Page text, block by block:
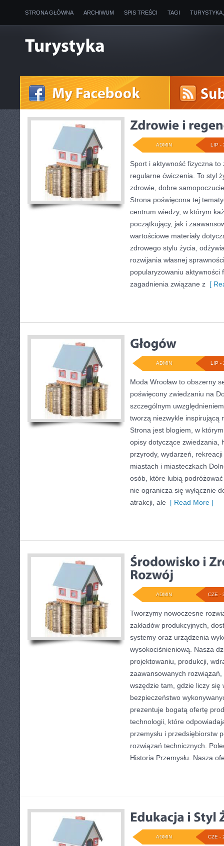
STRONA GŁÓWNA ARCHIWUM SPIS TREŚCI TAGI
LIP -
ADMIN
Sport i aktywność fizyczna
regularne ćwiczenia. To styl
zdrowie, dobre
Strona poświęcona tej
centrum wiedzy, w którym
początkujący, jak i
wartościowe materiały
zdrowego stylu życia,
rozwijania własnej
popularyzowaniu aktywności
zagadnienia związane z [
LIP -
ADMIN
Moda Wrocław to obszerny
poświęcony zwiedzaniu na
szczególnym
tworzą niezwykle inspirującą
Strona jest blogiem, w
opisy dotyczące zwiedzania,
przyrody, wydarzeń,
miastach i miasteczkach
osób, które lubią
nie ogranicza się wyłącznie
atrakcji, ale [ Read More ]
CZE -
ADMIN
Tworzymy nowoczesne
zakładów produkcyjnych,
systemy oraz urządzenia
wysokociśnieniową. Nasza
projektowaniu, produkcji,
zaawansowanych
wszędzie tam, gdzie liczy
bezpieczeństwo
prezentuje bogatą ofertę
technologii, które
przemysłu i przedsiębiorstw
rozwiązań technicznych.
Historia Przemysłu. Nasza
CZE -
ADMIN